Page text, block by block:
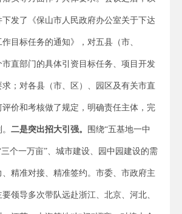
发了《保山市人民政府办公室关于下达
目标任务的通知》，对五县（市、
市直部门的具体引资目标任务、项目开发
；对各县（市、区）、园区及有关市直
价和考核做了规定，明确责任主体，完
二是突出招大引强。 围绕“五基地一中
个一万亩”、城市建设、园中园建设的需
精准对接、精准签约。市委、市政府主
领导多次带队远赴浙江、北京、河北、